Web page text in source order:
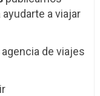
a viajar
de viajes